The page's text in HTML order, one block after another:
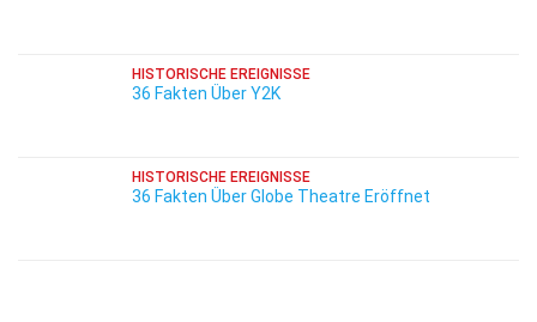
HISTORISCHE EREIGNISSE
36 Fakten Über Y2K
HISTORISCHE EREIGNISSE
36 Fakten Über Globe Theatre Eröffnet